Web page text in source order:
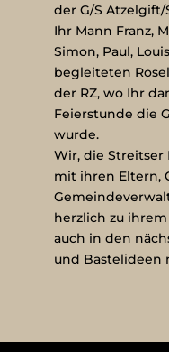
der G/S
Ihr Mann Franz,
Simon, Paul,
begleiteten
der RZ, wo Ihr
Feierstunde die
wurde.
Wir, die Streitser
mit ihren Eltern,
herzlich zu
auch in den
und Bastelideen